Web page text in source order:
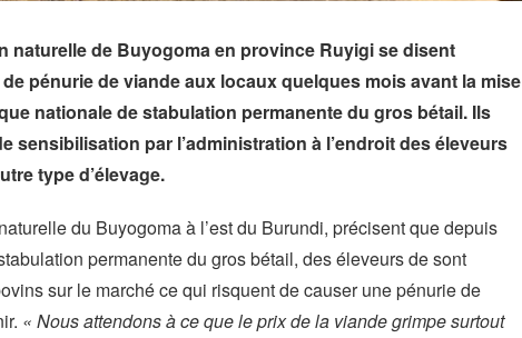
naturelle de Buyogoma en province Ruyigi se disent
pénurie de viande aux locaux quelques mois avant la mise
nationale de stabulation permanente du gros bétail. Ils
sensibilisation par l’administration à l’endroit des éleveurs
type d’élevage.
du Buyogoma à l’est du Burundi, précisent que depuis
permanente du gros bétail, des éleveurs de sont
sur le marché ce qui risquent de causer une pénurie de
« Nous attendons à ce que le prix de la viande grimpe surtout